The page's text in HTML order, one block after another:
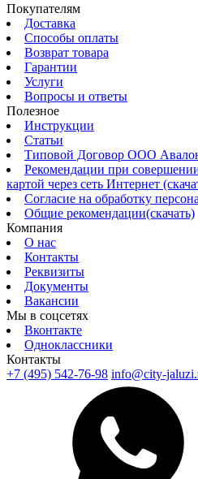
Покупателям
Доставка
Способы оплаты
Возврат товара
Гарантии
Услуги
Вопросы и ответы
Полезное
Инструкции
Статьи
Типовой Договор ООО Авалон
Рекомендации при
картой через сеть Интернет
Согласие на обработку
Общие рекомендации(скачать)
Компания
О нас
Контакты
Реквизиты
Документы
Вакансии
Мы в соцсетях
Вконтакте
Одноклассники
Контакты
+7 (495) 542-76-98 info@city-